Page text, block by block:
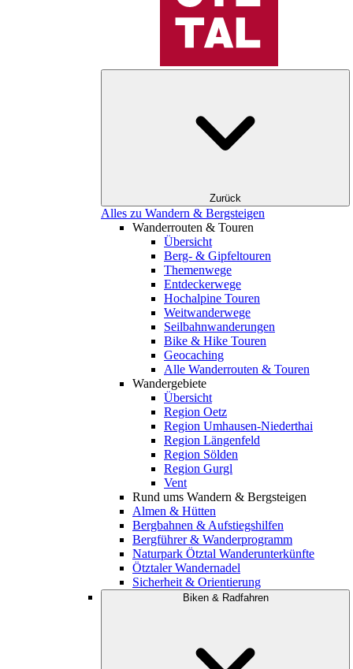
Zurück
Alles zu Wandern & Bergsteigen
Wanderrouten & Touren
Übersicht
Berg- & Gipfeltouren
Themenwege
Entdeckerwege
Hochalpine Touren
Weitwanderwege
Seilbahnwanderungen
Bike & Hike Touren
Geocaching
Alle Wanderrouten & Touren
Wandergebiete
Übersicht
Region Oetz
Region Umhausen-Niederthai
Region Längenfeld
Region Sölden
Region Gurgl
Vent
Rund ums Wandern & Bergsteigen
Almen & Hütten
Bergbahnen & Aufstiegshilfen
Bergführer & Wanderprogramm
Naturpark Ötztal Wanderunterkünfte
Ötztaler Wandernadel
Sicherheit & Orientierung
Biken & Radfahren